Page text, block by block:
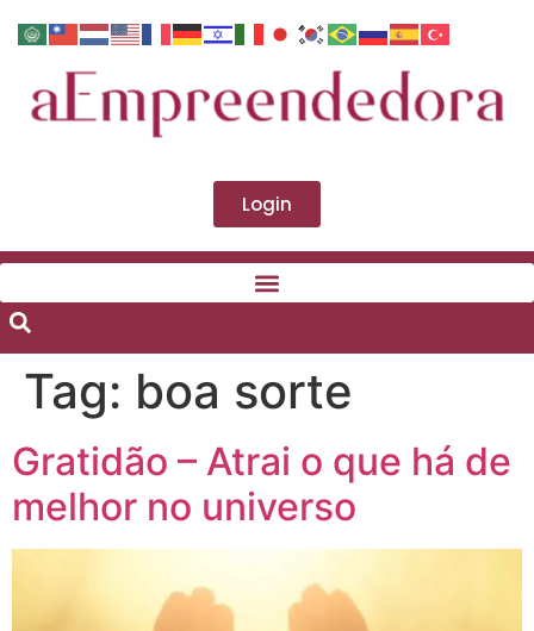
Login
Tag: boa sorte
Gratidão – Atrai o que há de
melhor no universo